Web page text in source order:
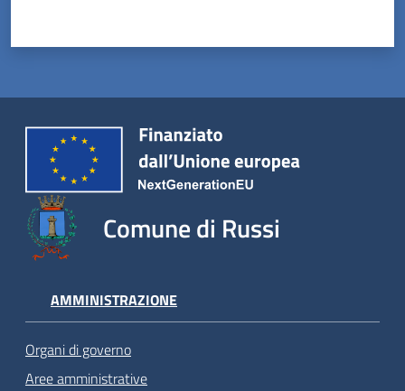
Comune di Russi
AMMINISTRAZIONE
Organi di governo
Aree amministrative